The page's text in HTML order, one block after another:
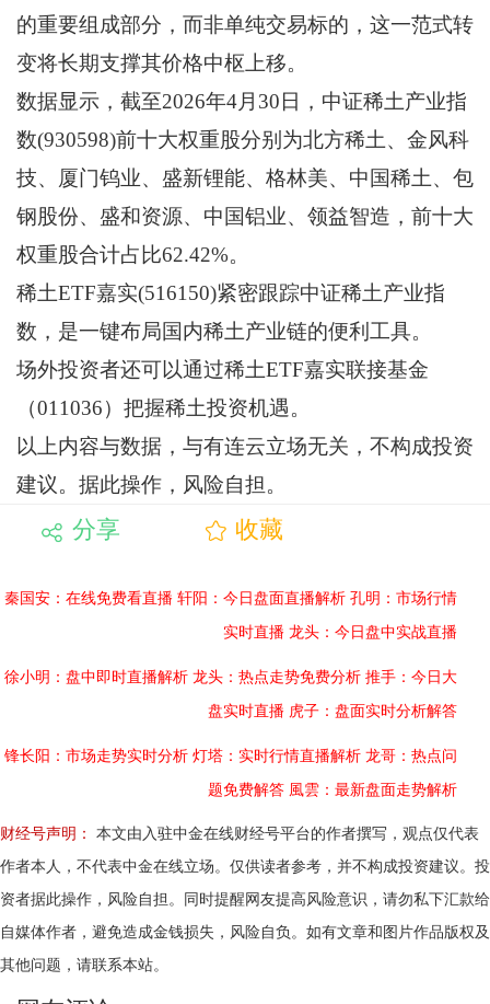
的重要组成部分，而非单纯交易标的，这一范式转
变将长期支撑其价格中枢上移。
数据显示，截至2026年4月30日，中证稀土产业指
数(930598)前十大权重股分别为北方稀土、金风科
技、厦门钨业、盛新锂能、格林美、中国稀土、包
钢股份、盛和资源、中国铝业、领益智造，前十大
权重股合计占比62.42%。
稀土ETF嘉实(516150)紧密跟踪中证稀土产业指
数，是一键布局国内稀土产业链的便利工具。
场外投资者还可以通过稀土ETF嘉实联接基金
（011036）把握稀土投资机遇。
以上内容与数据，与有连云立场无关，不构成投资
建议。据此操作，风险自担。
分享 收藏
秦国安：在线免费看直播 轩阳：今日盘面直播解析 孔明：市场行情
实时直播 龙头：今日盘中实战直播
徐小明：盘中即时直播解析 龙头：热点走势免费分析 推手：今日大
盘实时直播 虎子：盘面实时分析解答
锋长阳：市场走势实时分析 灯塔：实时行情直播解析 龙哥：热点问
题免费解答 風雲：最新盘面走势解析
财经号声明：
本文由入驻中金在线财经号平台的作者撰写，观点仅代表
作者本人，不代表中金在线立场。仅供读者参考，并不构成投资建议。投
资者据此操作，风险自担。同时提醒网友提高风险意识，请勿私下汇款给
自媒体作者，避免造成金钱损失，风险自负。如有文章和图片作品版权及
其他问题，请联系本站。